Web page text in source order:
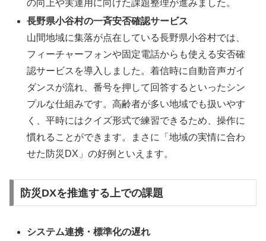
の向上や実運用に向けた課題整理が進みました。
長野県小谷村の一斉安否確認サービス
山間地域に集落が点在している長野県小谷村では、
フィーチャーフォンや固定電話からも使える安否確
認サービスを導入しました。着信時に自動音声ガイ
ダンスが流れ、番号を押して回答するといったシン
プルな仕組みです。高齢者が多い地域でも扱いやす
く、平時にはクイズ形式で練習できるため、操作に
慣れることができます。まさに「地域の実情に合わ
せた防災DX」の好例といえます。
防災DXを推進する上での課題
システム連携・標準化の遅れ